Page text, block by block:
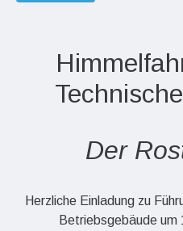
Der
Herzliche Einladung zu
Betriebsgebäude um